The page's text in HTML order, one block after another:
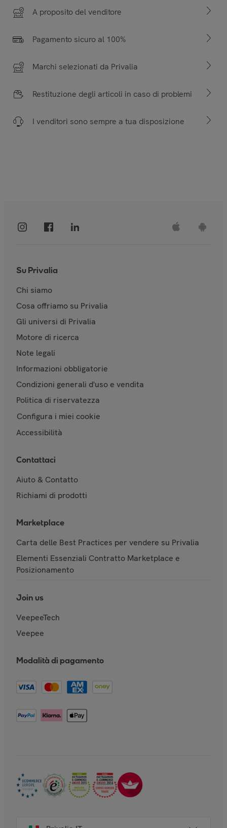
A proposito del venditore
Pagamento sicuro al 100%
Marchi selezionati da Privalia
Restituzione degli articoli in caso di problemi
I venditori sono sempre a tua disposizione
Su Privalia
Chi siamo
Cosa offriamo su Privalia
Gli universi di Privalia
Motore di ricerca
Note legali
Informazioni obbligatorie
Condizioni generali d'uso e vendita
Politica di riservatezza
Configura i miei cookie
Accessibilità
Contattaci
Aiuto & Contatto
Richiami di prodotti
Marketplace
Carta delle Best Practices per vendere su Privalia
Elementi Essenziali Contratto Marketplace e
Posizionamento
Join us
VeepeeTech
Veepee
Modalità di pagamento